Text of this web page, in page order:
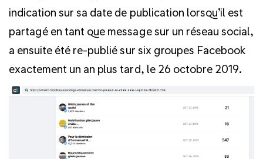
indication sur sa date de publication lorsqu’il est
partagé en tant que message sur un réseau social,
a ensuite été re-publié sur six groupes Facebook
exactement un an plus tard, le 26 octobre 2019.